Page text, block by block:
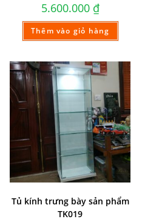
5.600.000 ₫
Thêm vào giỏ hàng
Tủ kính trưng bày sản phẩm
TK019